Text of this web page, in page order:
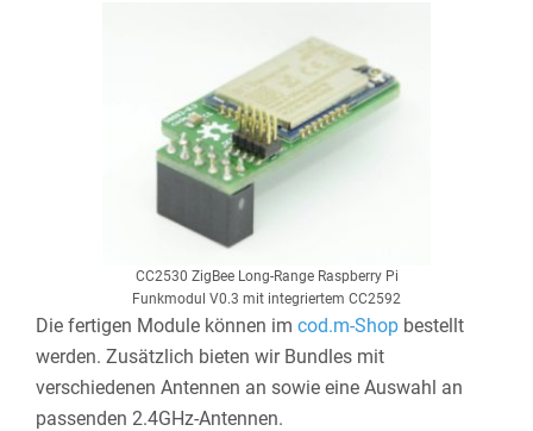
CC2530 ZigBee Long-Range Raspberry Pi
Funkmodul V0.3 mit integriertem CC2592
Die fertigen Module können im cod.m-Shop bestellt
werden. Zusätzlich bieten wir Bundles mit
verschiedenen Antennen an sowie eine Auswahl an
passenden 2.4GHz-Antennen.